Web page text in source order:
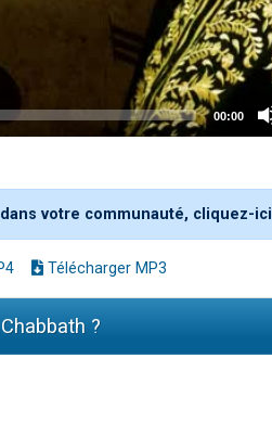
votre communauté, cliquez-ici
Télécharger MP3
?